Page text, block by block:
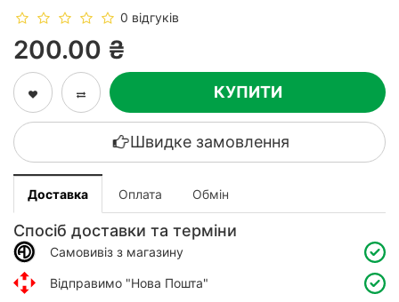
0 відгуків
200.00 ₴
КУПИТИ
Швидке замовлення
Доставка Оплата Обмін
Спосіб доставки та терміни
Самовивіз з магазину
Відправимо "Нова Пошта"